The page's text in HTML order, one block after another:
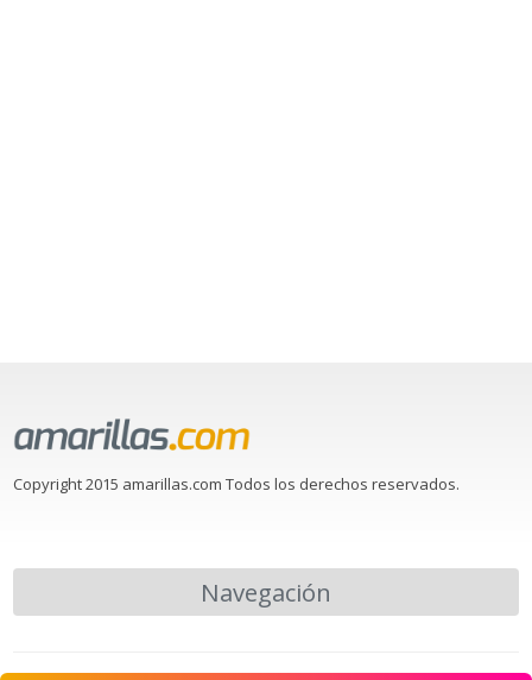
Copyright 2015 amarillas.com Todos los derechos reservados.
Navegación